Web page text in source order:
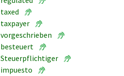
taxed
taxpayer
vorgeschrieben
besteuert
Steuerpflichtiger
impuesto